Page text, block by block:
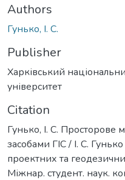
Authors
Гунько, І. С.
Publisher
Харківський
університет
Citation
Гунько, І. С.
засобами ГІС / І. С.
проектних та
Міжнар. студент. наук.